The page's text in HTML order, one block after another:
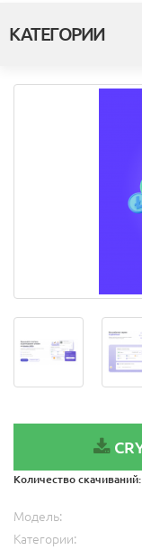
КАТЕГОРИИ
Количество скачиваний:
Модель:
Категории: